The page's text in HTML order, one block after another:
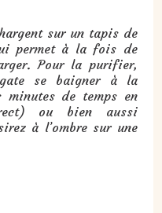
sur un tapis de
permet à la fois de
Pour la purifier,
se baigner à la
minutes de temps en
ou bien aussi
à l’ombre sur une